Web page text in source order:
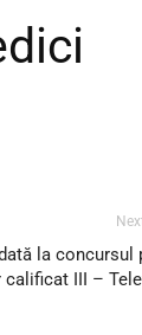
la concursul
calificat III –